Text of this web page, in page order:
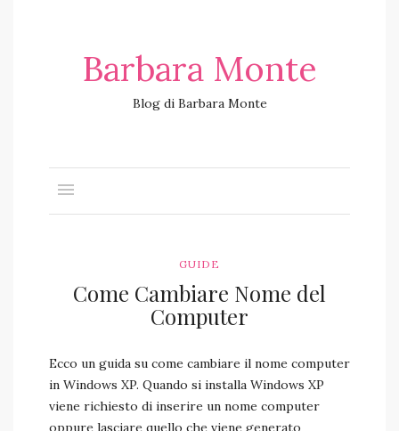
Barbara Monte
Blog di Barbara Monte
GUIDE
Come Cambiare Nome del
Computer
Ecco un guida su come cambiare il nome computer
in Windows XP. Quando si installa Windows XP
viene richiesto di inserire un nome computer
oppure lasciare quello che viene generato